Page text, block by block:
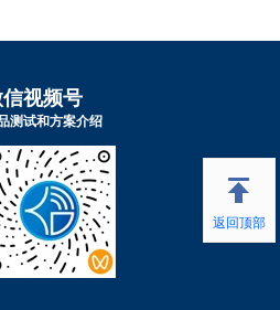
视频号
测试和方案介绍
返回顶部